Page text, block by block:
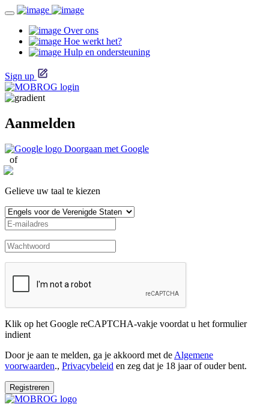
Over ons
Hoe werkt het?
Hulp en ondersteuning
Sign up
Aanmelden
Doorgaan met Google
of
Gelieve uw taal te kiezen
Klik op het Google reCAPTCHA-vakje voordat u het formulier
indient
Door je aan te melden, ga je akkoord met de Algemene
voorwaarden., Privacybeleid en zeg dat je 18 jaar of ouder bent.
Registreren